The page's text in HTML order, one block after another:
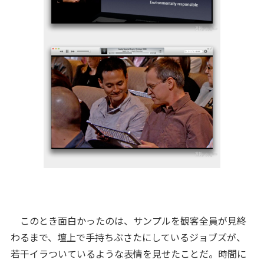
このとき面白かったのは、サンプルを観客全員が見終
わるまで、壇上で手持ちぶさたにしているジョブズが、
若干イラついているような表情を見せたことだ。時間に